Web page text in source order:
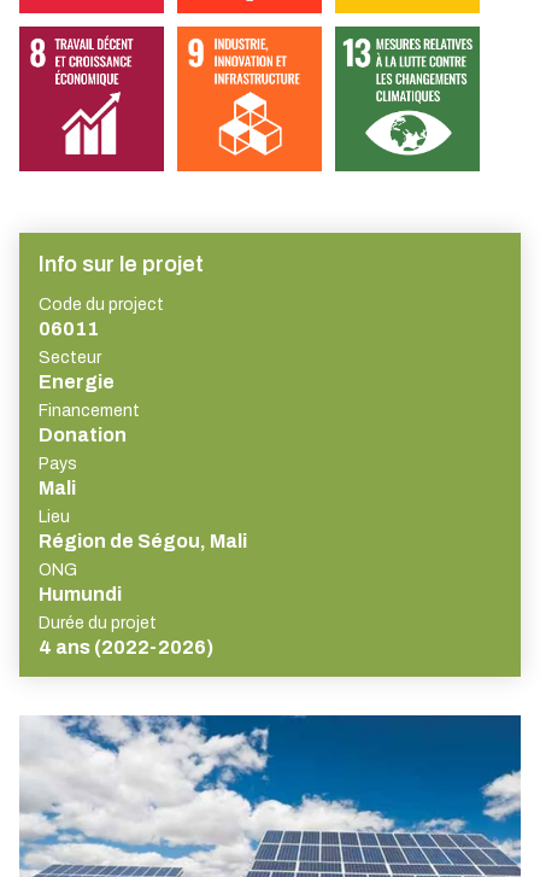
Info sur le projet
Code du project
06011
Secteur
Energie
Financement
Donation
Pays
Mali
Lieu
Région de Ségou, Mali
ONG
Humundi
Durée du projet
4 ans (2022-2026)